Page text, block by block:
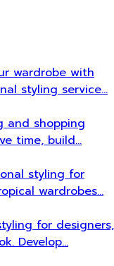
wardrobe with
styling service…
and shopping
time, build…
styling for
wardrobes…
for designers,
Develop…